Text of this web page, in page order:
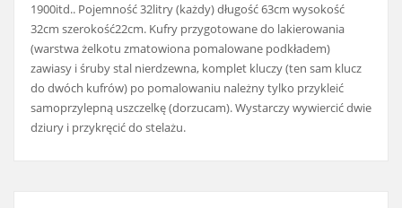
1900itd.. Pojemność 32litry (każdy) długość 63cm wysokość
32cm szerokość22cm. Kufry przygotowane do lakierowania
(warstwa żelkotu zmatowiona pomalowane podkładem)
zawiasy i śruby stal nierdzewna, komplet kluczy (ten sam klucz
do dwóch kufrów) po pomalowaniu należny tylko przykleić
samoprzylepną uszczelkę (dorzucam). Wystarczy wywiercić dwie
dziury i przykręcić do stelażu.